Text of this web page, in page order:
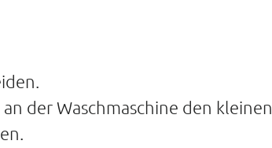
der Waschmaschine den kleinen